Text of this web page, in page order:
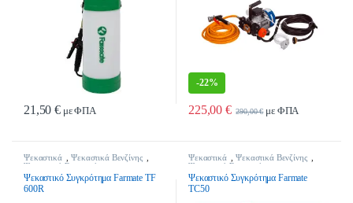
21,50€ με ΦΠΑ
-22%
225,00€ 290,00€με ΦΠΑ
Ψεκαστικά ,Ψεκαστικά Βενζίνης ,
Ψεκαστικά Συγκροτήματα
Ψεκαστικό Συγκρότημα Farmate TF
600R
Ψεκαστικά ,Ψεκαστικά Βενζίνης ,
Ψεκαστικά Συγκροτήματα
Ψεκαστικό Συγκρότημα Farmate
TC50